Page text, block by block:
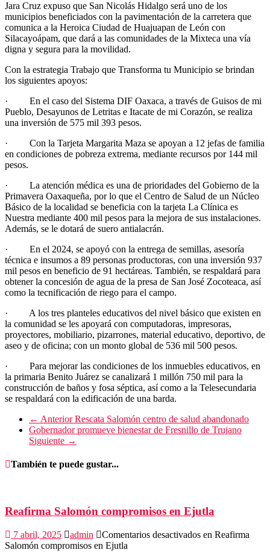
Jara Cruz expuso que San Nicolás Hidalgo será uno de los
municipios beneficiados con la pavimentación de la carretera que
comunica a la Heroica Ciudad de Huajuapan de León con
Silacayoápam, que dará a las comunidades de la Mixteca una vía
digna y segura para la movilidad.
Con la estrategia Trabajo que Transforma tu Municipio se brindan
los siguientes apoyos:
· En el caso del Sistema DIF Oaxaca, a través de Guisos de mi
Pueblo, Desayunos de Letritas e Itacate de mi Corazón, se realiza
una inversión de 575 mil 393 pesos.
· Con la Tarjeta Margarita Maza se apoyan a 12 jefas de familia
en condiciones de pobreza extrema, mediante recursos por 144 mil
pesos.
· La atención médica es una de prioridades del Gobierno de la
Primavera Oaxaqueña, por lo que el Centro de Salud de un Núcleo
Básico de la localidad se beneficia con la tarjeta La Clínica es
Nuestra mediante 400 mil pesos para la mejora de sus instalaciones.
Además, se le dotará de suero antialacrán.
· En el 2024, se apoyó con la entrega de semillas, asesoría
técnica e insumos a 89 personas productoras, con una inversión 937
mil pesos en beneficio de 91 hectáreas. También, se respaldará para
obtener la concesión de agua de la presa de San José Zocoteaca, así
como la tecnificación de riego para el campo.
· A los tres planteles educativos del nivel básico que existen en
la comunidad se les apoyará con computadoras, impresoras,
proyectores, mobiliario, pizarrones, material educativo, deportivo, de
aseo y de oficina; con un monto global de 536 mil 500 pesos.
· Para mejorar las condiciones de los inmuebles educativos, en
la primaria Benito Juárez se canalizará 1 millón 750 mil para la
construcción de baños y fosa séptica, así como a la Telesecundaria
se respaldará con la edificación de una barda.
← AnteriorRescata Salomón centro de salud abandonado
Gobernador promueve bienestar de Fresnillo de Trujano
Siguiente →
También te puede gustar...
Reafirma Salomón compromisos en Ejutla
7 abril, 2025 admin Comentarios desactivados en Reafirma
Salomón compromisos en Ejutla